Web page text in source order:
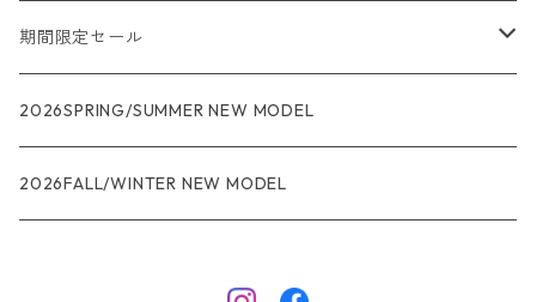
メンズ
R1
R1エア
ウィメンズ
R1
ジャケット・アウター
期間限定セール
★★★
レインウェアー
2026SPRING/SUMMER NEW MODEL
2026FALL/WINTER NEW MODEL